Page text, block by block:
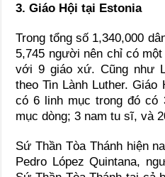
3. Giáo Hội tại Estonia
Trong tổng số 1,340,000
5,745 người nên chỉ có
với 9 giáo xứ. Cũng như
theo Tin Lành Luther. Giáo
có 6 linh mục trong đó có
mục dòng; 3 nam tu sĩ, và
Sứ Thần Tòa Thánh hiện
Pedro López Quintana,